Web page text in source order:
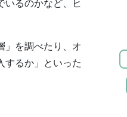
いるのかなど、ヒ
」を調べたり、オ
するか」といった